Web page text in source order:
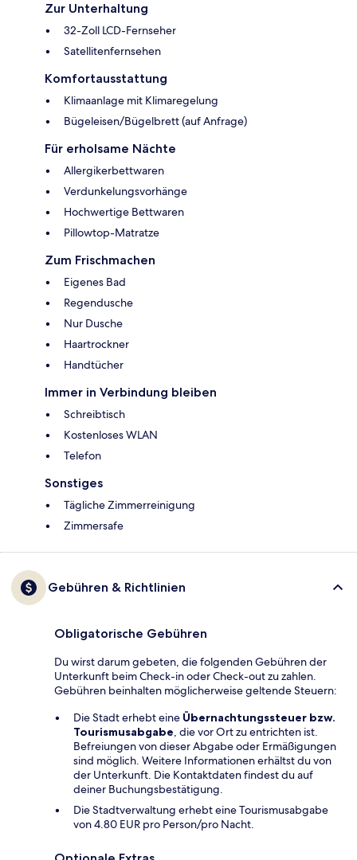
Zur Unterhaltung
32-Zoll LCD-Fernseher
Satellitenfernsehen
Komfortausstattung
Klimaanlage mit Klimaregelung
Bügeleisen/Bügelbrett (auf Anfrage)
Für erholsame Nächte
Allergikerbettwaren
Verdunkelungsvorhänge
Hochwertige Bettwaren
Pillowtop-Matratze
Zum Frischmachen
Eigenes Bad
Regendusche
Nur Dusche
Haartrockner
Handtücher
Immer in Verbindung bleiben
Schreibtisch
Kostenloses WLAN
Telefon
Sonstiges
Tägliche Zimmerreinigung
Zimmersafe
Gebühren & Richtlinien
Obligatorische Gebühren
Du wirst darum gebeten, die folgenden Gebühren der
Unterkunft beim Check-in oder Check-out zu zahlen.
Gebühren beinhalten möglicherweise geltende Steuern:
Die Stadt erhebt eine Übernachtungssteuer bzw.
Tourismusabgabe, die vor Ort zu entrichten ist.
Befreiungen von dieser Abgabe oder Ermäßigungen
sind möglich. Weitere Informationen erhältst du von
der Unterkunft. Die Kontaktdaten findest du auf
deiner Buchungsbestätigung.
Die Stadtverwaltung erhebt eine Tourismusabgabe
von 4.80 EUR pro Person/pro Nacht.